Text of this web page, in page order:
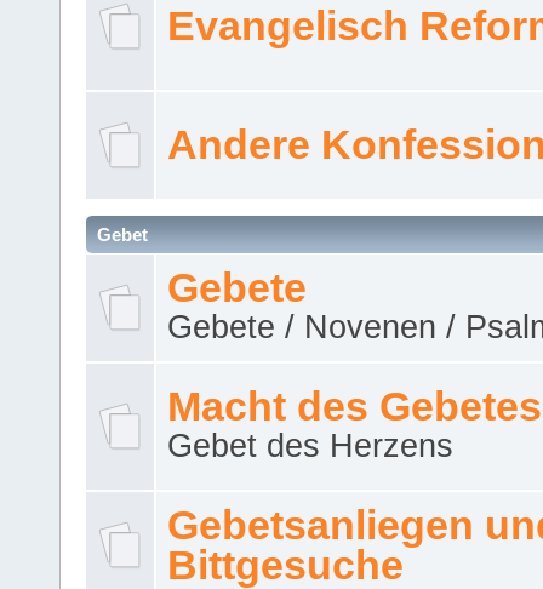
Evangelisch
Andere
Gebet
Gebete
Gebete / Novenen /
Macht des Gebetes
Gebet des Herzens
Gebetsanliegen
Bittgesuche